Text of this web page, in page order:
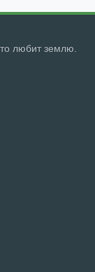
любит землю.